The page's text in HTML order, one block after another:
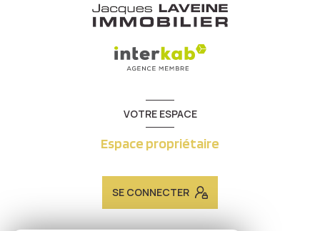
VOTRE ESPACE
Espace propriétaire
SE CONNECTER